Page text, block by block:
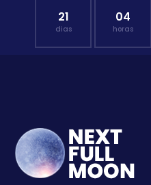
21
dias
04
horas